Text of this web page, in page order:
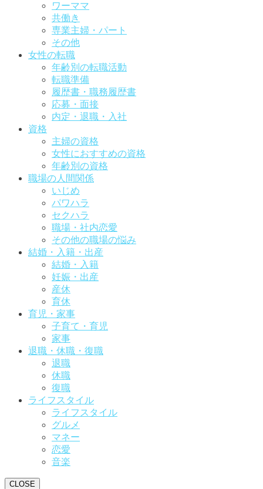
ワーママ
共働き
専業主婦・パート
その他
女性の転職
年齢別の転職活動
転職準備
履歴書・職務履歴書
応募・面接
内定・退職・入社
資格
主婦の資格
女性におすすめの資格
年齢別の資格
職場の人間関係
いじめ
パワハラ
セクハラ
職場・社内恋愛
その他の職場の悩み
結婚・入籍・出産
結婚・入籍
妊娠・出産
産休
育休
育児・家事
子育て・育児
家事
退職・休職・復職
退職
休職
復職
ライフスタイル
ライフスタイル
グルメ
マネー
恋愛
音楽
CLOSE